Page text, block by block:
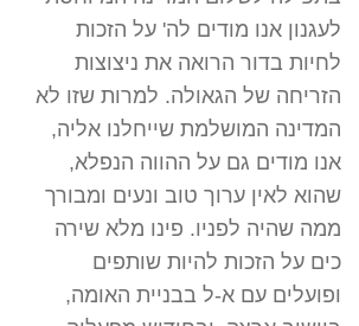
לעגנון אנו מודים לה' על הזכות
לחיות בדור הרואה את ניצוצות
הזריחה של הגאולה. למרות שזו לא
המדינה המושלמת שייחלנו אליה,
אנו מודים גם על ההווה הנפלא,
שהוא לאין ערוך טוב ונעים ומבורך
ממה שהיה לפניו. פינו מלא שירה
כים על הזכות להיות שותפים
ופועלים עם א-ל בבניית האומה,